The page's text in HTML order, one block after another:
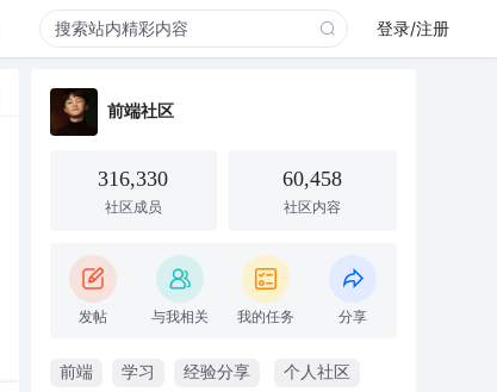
登录/注册
前端社区
316,330
社区成员
60,458
社区内容
发帖 与我相关 我的任务 分享
前端 学习 经验分享 个人社区